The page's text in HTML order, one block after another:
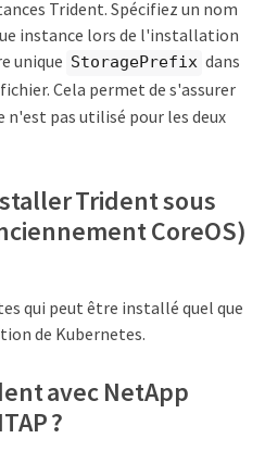
Trident. Spécifiez un nom
instance lors de l'installation
unique StoragePrefix dans
Cela permet de s'assurer
n'est pas utilisé pour les deux
Trident sous
CoreOS)
qui peut être installé quel que
de Kubernetes.
avec NetApp
?